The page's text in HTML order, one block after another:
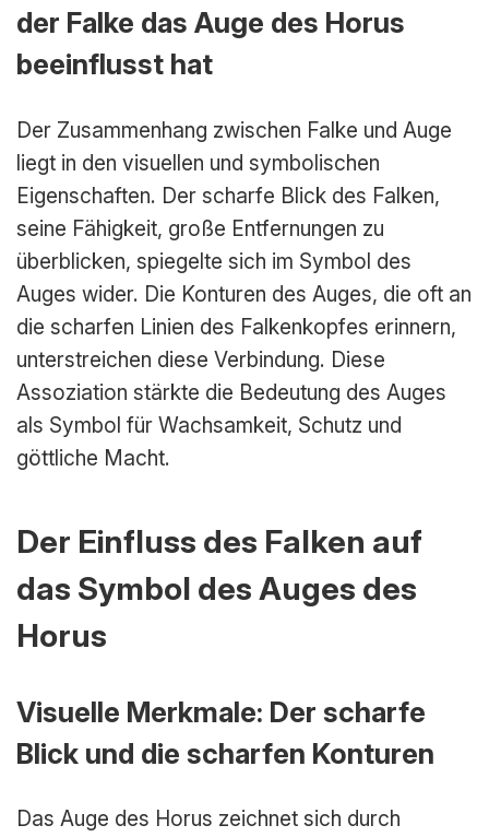
der Falke das Auge des Horus
beeinflusst hat
Der Zusammenhang zwischen Falke und Auge
liegt in den visuellen und symbolischen
Eigenschaften. Der scharfe Blick des Falken,
seine Fähigkeit, große Entfernungen zu
überblicken, spiegelte sich im Symbol des
Auges wider. Die Konturen des Auges, die oft an
die scharfen Linien des Falkenkopfes erinnern,
unterstreichen diese Verbindung. Diese
Assoziation stärkte die Bedeutung des Auges
als Symbol für Wachsamkeit, Schutz und
göttliche Macht.
Der Einfluss des Falken auf
das Symbol des Auges des
Horus
Visuelle Merkmale: Der scharfe
Blick und die scharfen Konturen
Das Auge des Horus zeichnet sich durch